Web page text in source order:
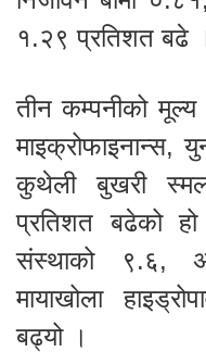
१.२९ प्रतिशत बढे
तीन कम्पनीको
माइक्रोफाइनान्स,
कुथेली बुखरी स्मल
प्रतिशत बढेको हो
संस्थाको ९.६,
मायाखोला
बढ्यो ।